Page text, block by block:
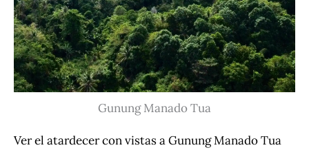
Gunung Manado Tua
Ver el atardecer con vistas a Gunung Manado Tua